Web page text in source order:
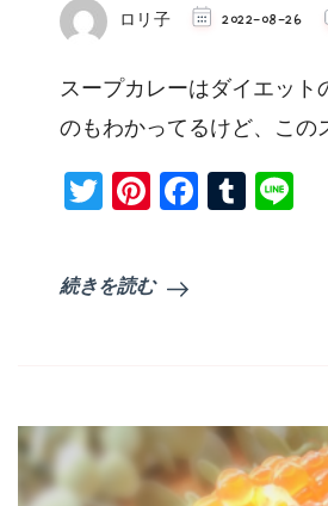
ロリ子 2022-08-26
スープカレーはダイエット
のもわかってるけど、こ
TwitterPinterest
続きを読む